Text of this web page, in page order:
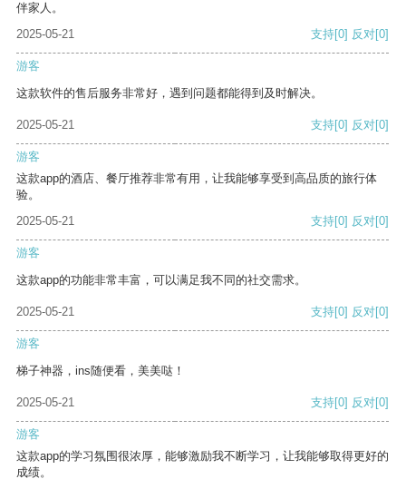
伴家人。
2025-05-21
支持[0] 反对[0]
游客
这款软件的售后服务非常好，遇到问题都能得到及时解决。
2025-05-21 支持[0] 反对[0]
游客
这款app的酒店、餐厅推荐非常有用，让我能够享受到高品质的旅行体
验。
2025-05-21
支持[0] 反对[0]
游客
这款app的功能非常丰富，可以满足我不同的社交需求。
2025-05-21 支持[0] 反对[0]
游客
梯子神器，ins随便看，美美哒！
2025-05-21 支持[0] 反对[0]
游客
这款app的学习氛围很浓厚，能够激励我不断学习，让我能够取得更好的
成绩。